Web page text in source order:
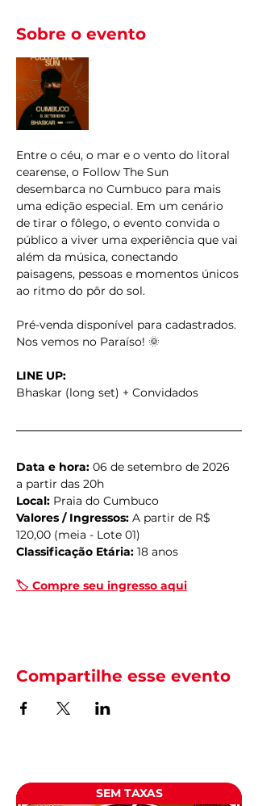
Sobre o evento
Entre o céu, o mar e o vento do litoral
cearense, o Follow The Sun
desembarca no Cumbuco para mais
uma edição especial. Em um cenário
de tirar o fôlego, o evento convida o
público a viver uma experiência que vai
além da música, conectando
paisagens, pessoas e momentos únicos
ao ritmo do pôr do sol.
Pré-venda disponível para cadastrados.
Nos vemos no Paraíso! 🌞
LINE UP:
Bhaskar (long set) + Convidados
Data e hora: 06 de setembro de 2026
a partir das 20h
Local: Praia do Cumbuco
Valores / Ingressos: A partir de R$
120,00 (meia - Lote 01)
Classificação Etária: 18 anos
🏷️ Compre seu ingresso aqui
Compartilhe esse evento
SEM TAXAS